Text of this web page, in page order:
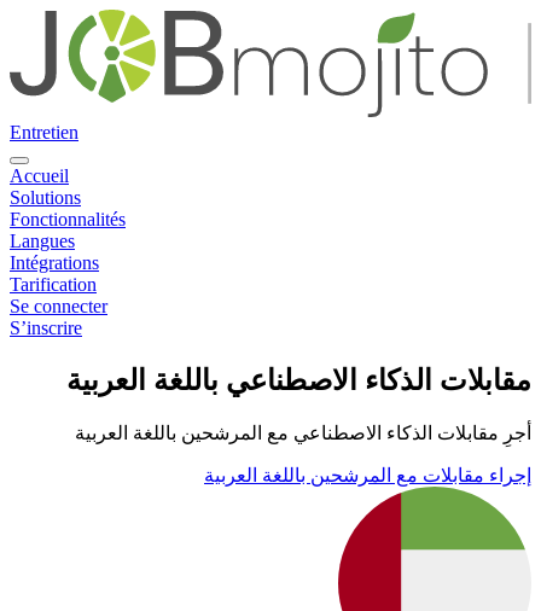
Entretien
Accueil
Solutions
Fonctionnalités
Langues
Intégrations
Tarification
Se connecter
S’inscrire
مقابلات الذكاء الاصطناعي باللغة العربية
أجرِ مقابلات الذكاء الاصطناعي مع المرشحين باللغة العربية
إجراء مقابلات مع المرشحين باللغة العربية